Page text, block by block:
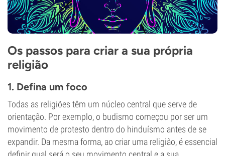
Os passos para criar a sua própria
religião
1. Defina um foco
Todas as religiões têm um núcleo central que serve de
orientação. Por exemplo, o budismo começou por ser um
movimento de protesto dentro do hinduísmo antes de se
expandir. Da mesma forma, ao criar uma religião, é essencial